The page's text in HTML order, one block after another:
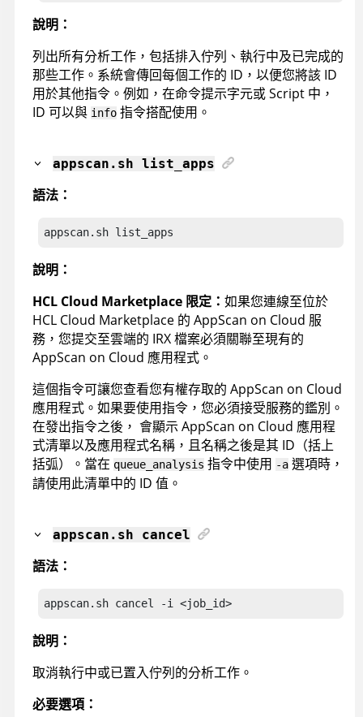
說明：
列出所有分析工作，包括排入佇列、執行中及已完成的
那些工作。系統會傳回每個工作的 ID，以便您將該 ID
用於其他指令。例如，在命令提示字元或 Script 中，
ID 可以與 info 指令搭配使用。
appscan .sh list_apps
語法：
appscan.sh list_apps
說明：
HCL Cloud Marketplace 限定： 如果您連線至位於
HCL Cloud Marketplace 的 AppScan on Cloud 服
務，您提交至雲端的 IRX檔案必須關聯至現有的
AppScan on Cloud 應用程式。
這個指令可讓您查看您有權存取的 AppScan on Cloud
應用程式。如果要使用指令，您必須接受服務的鑑別。
在發出指令之後， 會顯示AppScan on Cloud 應用程
式清單以及應用程式名稱，且名稱之後是其 ID（括上
括弧）。當在 queue_analysis 指令中使用 -a 選項時，
請使用此清單中的 ID 值。
appscan .sh cancel
語法：
appscan.sh cancel -i <job_id>
說明：
取消執行中或已置入佇列的分析工作。
必要選項：